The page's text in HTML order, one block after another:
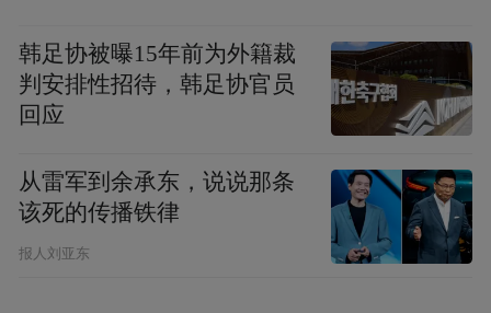
来源：扬州发布
“特别声明：以上作品内容(包括在内的视频、图片或音
频)为凤凰网旗下自媒体平台“大风号”用户上传并发
布，本平台仅提供信息存储空间服务。
Notice: The content above (including the videos,
pictures and audios if any) is uploaded and posted
by the user of Dafeng Hao, which is a social media
platform and merely provides information storage
韩足协被曝15年前为外籍裁
判安排性招待，韩足协官员
回应
从雷军到余承东，说说那条
该死的传播铁律
报人刘亚东